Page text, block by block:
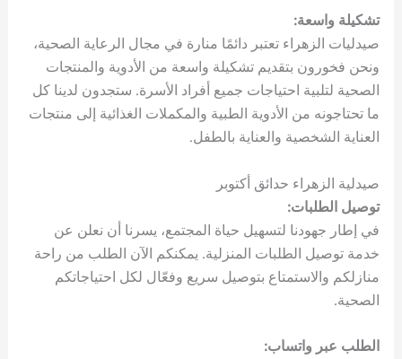
تشكيلة واسعة:
صيدليات الزهراء تعتبر دائمًا منارة في مجال الرعاية الصحية،
ونحن فخورون بتقديم تشكيلة واسعة من الأدوية والمنتجات
الصحية لتلبية احتياجات جميع أفراد الأسرة. ستجدون لدينا كل
ما تحتاجونه من الأدوية الطبية والمكملات الغذائية إلى منتجات
العناية الشخصية والعناية بالطفل.
صيدلية الزهراء حدائق أكتوبر
توصيل الطلبات:
في إطار جهودنا لتسهيل حياة المجتمع، يسرنا أن نعلن عن
خدمة توصيل الطلبات المنزلية. يمكنكم الآن الطلب من راحة
منازلكم والاستمتاع بتوصيل سريع وفعّال لكل احتياجاتكم
الصحية.
الطلب عبر واتساب: